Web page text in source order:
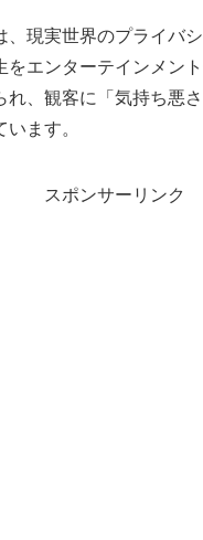
、現実世界のプライバ
をエンターテインメン
れ、観客に「気持ち悪
ます。
スポンサーリンク